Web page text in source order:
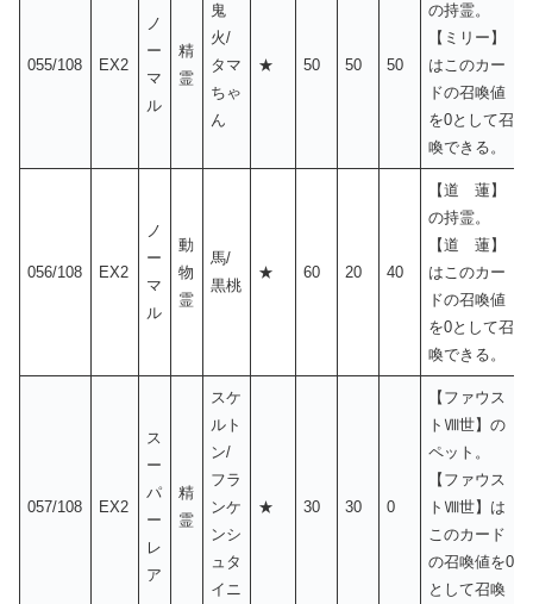
055/108 EX2
ノ
ー
マ
ル
精
霊
鬼
火/
タマ
ちゃ
ん
★ 50 50 50
の持霊。
【ミリー】
はこのカー
ドの召喚値
を0として召
喚できる。
056/108 EX2
ノ
ー
マ
ル
動
物
霊
馬/
黒桃
★ 60 20 40
【道 蓮】
の持霊。
【道 蓮】
はこのカー
ドの召喚値
を0として召
喚できる。
057/108 EX2
ス
ー
パ
ー
レ
ア
精
霊
スケ
ルト
ン/
フラ
ンケ
ンシ
ュタ
イニ
★ 30 30 0
【ファウス
トⅧ世】の
ペット。
【ファウス
トⅧ世】は
このカード
の召喚値を0
として召喚